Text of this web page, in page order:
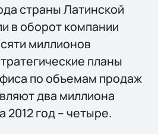
страны Латинской
в оборот компании
миллионов
планы
по объемам продаж
два миллиона
год – четыре.